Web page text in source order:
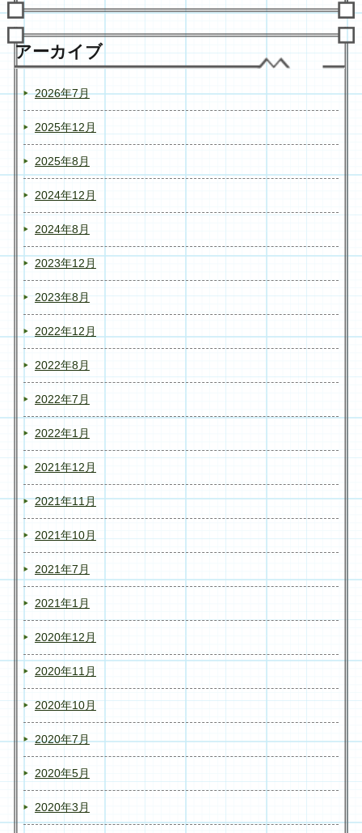
アーカイブ
2026年7月
2025年12月
2025年8月
2024年12月
2024年8月
2023年12月
2023年8月
2022年12月
2022年8月
2022年7月
2022年1月
2021年12月
2021年11月
2021年10月
2021年7月
2021年1月
2020年12月
2020年11月
2020年10月
2020年7月
2020年5月
2020年3月